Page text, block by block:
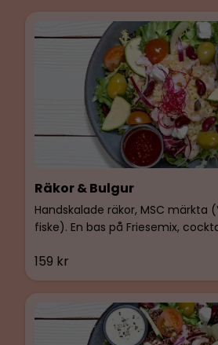
Räkor & Bulgur
159 kr
Handskalade räkor, MSC märkta
fiske). En bas på Friesemix,
egen basilikaolja.